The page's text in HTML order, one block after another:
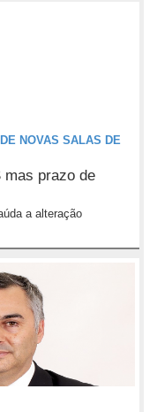
NOVAS SALAS DE
mas prazo de
a alteração